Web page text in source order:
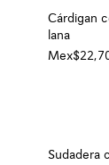
Cárdigan
lana
Sudadera